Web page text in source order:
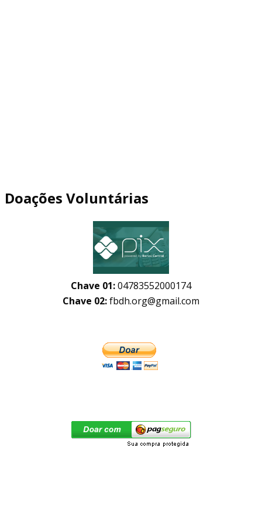
Doações Voluntárias
Chave 01:04783552000174
Chave 02:fbdh.org@gmail.com